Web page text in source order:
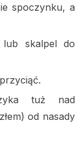
spoczynku, a
lub skalpel do
tuż nad
od nasady